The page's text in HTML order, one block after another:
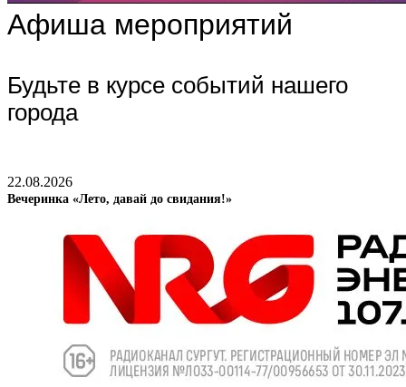
Афиша мероприятий
Будьте в курсе событий нашего
города
22.08.2026
Вечеринка «Лето, давай до свидания!»